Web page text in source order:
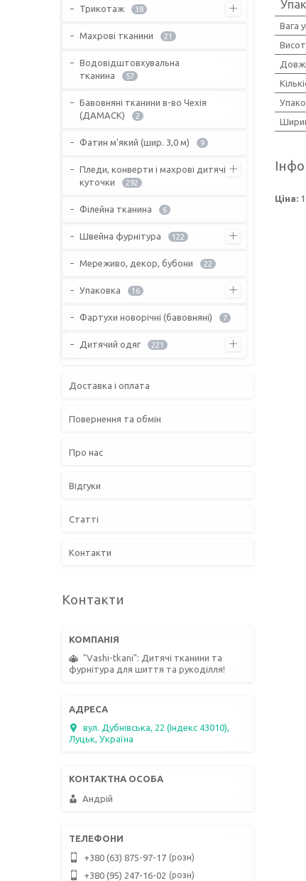
Вага
Ціна:
Трикотаж 38
Махрові тканини 21
Водовідштовхувальна
тканина
57
Бавовняні тканини в-во Чехія
(ДАМАСК)
2
Фатин м'який (шир. 3,0 м) 9
Пледи, конверти і махрові дитячі
куточки
292
Філейна тканина 6
Швейна фурнітура 122
Мереживо, декор, бубони 22
Упаковка 16
Фартухи новорічні (бавовняні) 7
Дитячий одяг 221
Доставка і оплата
Повернення та обмін
Про нас
Відгуки
Статті
Контакти
Контакти
"Vashi-tkani": Дитячі тканини та
фурнітура для шиття та рукоділля!
вул. Дубнівська, 22 (Індекс 43010),
Луцьк, Україна
Андрій
+380 (63) 875-97-17 розн
+380 (95) 247-16-02 розн